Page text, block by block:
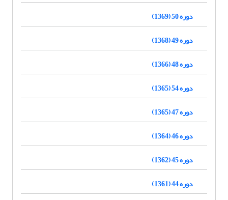
دوره 50 (1369)
دوره 49 (1368)
دوره 48 (1366)
دوره 54 (1365)
دوره 47 (1365)
دوره 46 (1364)
دوره 45 (1362)
دوره 44 (1361)